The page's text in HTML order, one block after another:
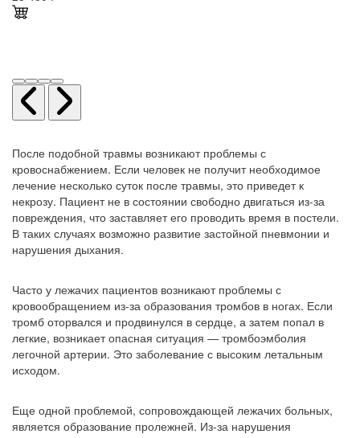
После подобной травмы возникают проблемы с
кровоснабжением. Если человек не получит необходимое
лечение несколько суток после травмы, это приведет к
некрозу. Пациент не в состоянии свободно двигаться из-за
повреждения, что заставляет его проводить время в постели.
В таких случаях возможно развитие застойной пневмонии и
нарушения дыхания.
Часто у лежачих пациентов возникают проблемы с
кровообращением из-за образования тромбов в ногах. Если
тромб оторвался и продвинулся в сердце, а затем попал в
легкие, возникает опасная ситуация — тромбоэмболия
легочной артерии. Это заболевание с высоким летальным
исходом.
Еще одной проблемой, сопровождающей лежачих больных,
является образование пролежней. Из-за нарушения